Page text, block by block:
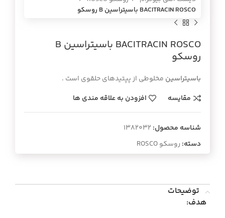
BACITRACIN ROSCO باسيتراسين B روسكو
BACITRACIN ROSCO باسيتراسين B
روسكو
باسیتراسین مخلوطی از پپتیدهای حلقوی است .
مقایسه
افزودن به علاقه مندی ها
شناسه محصول: 1382032
دسته: روسکو ROSCO
توضیحات
هدف: